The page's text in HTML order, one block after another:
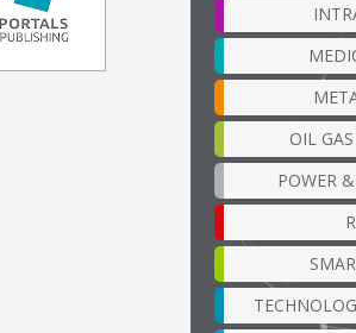
OIL
POWER